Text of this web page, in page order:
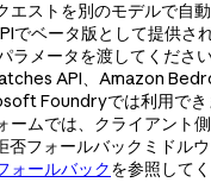
エストを別のモデルで自
でベータ版として提供さ
ラメータを渡してくださ
API、Amazon
Foundryでは利用でき
ームでは、クライアント
否フォールバックミドル
ォールバックを参照してく